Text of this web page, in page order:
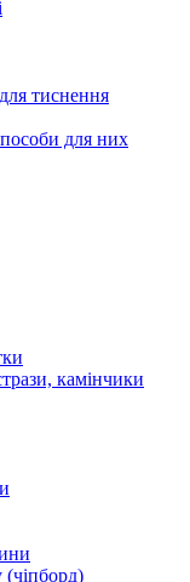
тиснення
для них
камінчики
(чіпборд)